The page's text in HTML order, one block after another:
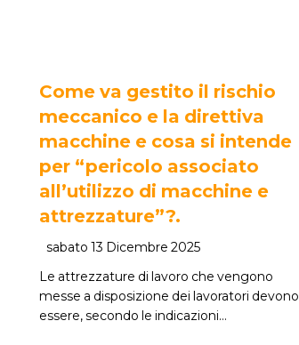
Come va gestito il rischio
meccanico e la direttiva
macchine e cosa si intende
per “pericolo associato
all’utilizzo di macchine e
attrezzature”?.
sabato 13 Dicembre 2025
Le attrezzature di lavoro che vengono
messe a disposizione dei lavoratori devono
essere, secondo le indicazioni…